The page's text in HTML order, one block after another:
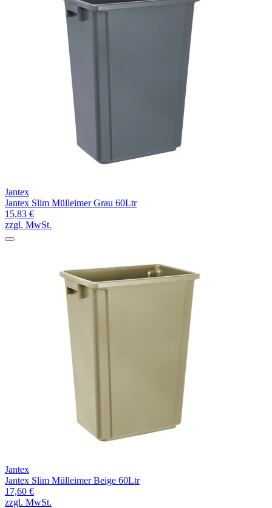
Jantex
Jantex Slim Mülleimer Grau 60Ltr
15,83 €
zzgl. MwSt.
Jantex
Jantex Slim Mülleimer Beige 60Ltr
17,60 €
zzgl. MwSt.